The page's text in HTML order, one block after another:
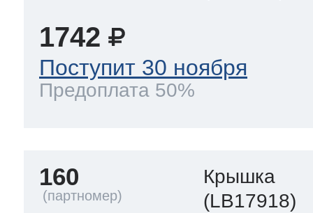
1742
Поступит 30 ноября
Предоплата 50%
160
Крышка
(LB17918)